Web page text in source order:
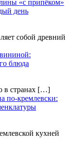
«с припёком»
день
собой древний
блюда
странах […]
по-кремлевски:
кухней